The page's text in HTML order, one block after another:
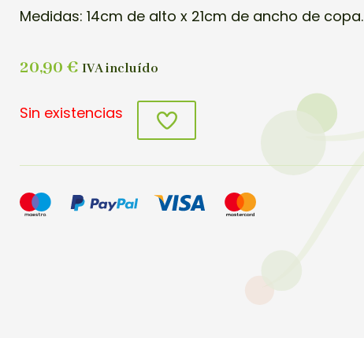
Medidas: 14cm de alto x 21cm de ancho de copa.
20,90€ IVA incluído
Sin existencias